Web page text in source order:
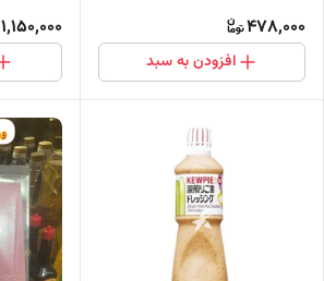
478,000
افزودن به سبد
1,150,000